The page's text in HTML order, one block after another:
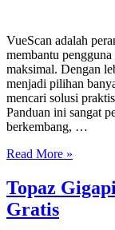
VueScan adalah
membantu
maksimal. Dengan
menjadi pilihan
mencari solusi
Panduan ini sangat
berkembang, …
Read More »
Topaz
Gratis